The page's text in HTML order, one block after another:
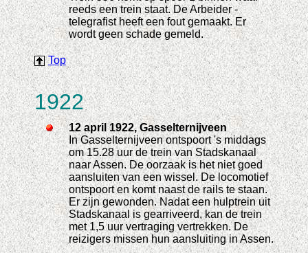
reeds een trein staat. De Arbeider -
telegrafist heeft een fout gemaakt. Er
wordt geen schade gemeld.
Top
1922
12 april 1922, Gasselternijveen
In Gasselternijveen ontspoort 's middags
om 15.28 uur de trein van Stadskanaal
naar Assen. De oorzaak is het niet goed
aansluiten van een wissel. De locomotief
ontspoort en komt naast de rails te staan.
Er zijn gewonden. Nadat een hulptrein uit
Stadskanaal is gearriveerd, kan de trein
met 1,5 uur vertraging vertrekken. De
reizigers missen hun aansluiting in Assen.